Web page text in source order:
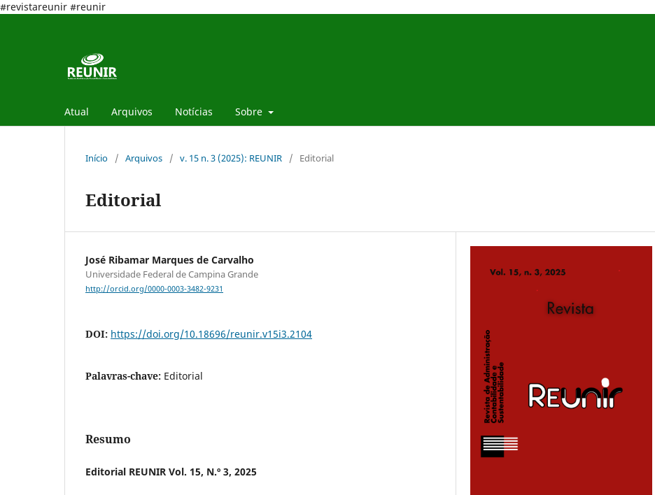
#revistareunir #reunir
Atual Arquivos Notícias Sobre
Início / Arquivos / v. 15 n. 3 (2025): REUNIR / Editorial
Editorial
José Ribamar Marques de Carvalho
Universidade Federal de Campina Grande
http://orcid.org/0000-0003-3482-9231
DOI: https://doi.org/10.18696/reunir.v15i3.2104
Palavras-chave: Editorial
Resumo
Editorial REUNIR Vol. 15, N.º 3, 2025